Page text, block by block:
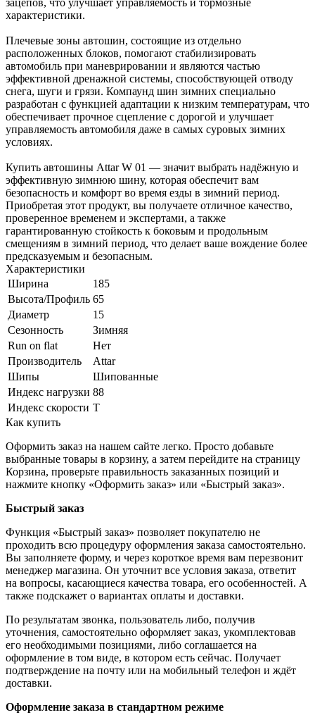
характеристики.
Плечевые зоны автошин, состоящие из отдельно
расположенных блоков, помогают стабилизировать
автомобиль при маневрировании и являются частью
эффективной дренажной системы, способствующей отводу
снега, шуги и грязи. Компаунд шин зимних специально
разработан с функцией адаптации к низким температурам, что
обеспечивает прочное сцепление с дорогой и улучшает
управляемость автомобиля даже в самых суровых зимних
условиях.
Купить автошины Attar W 01 — значит выбрать надёжную и
эффективную зимнюю шину, которая обеспечит вам
безопасность и комфорт во время езды в зимний период.
Приобретая этот продукт, вы получаете отличное качество,
проверенное временем и экспертами, а также
гарантированную стойкость к боковым и продольным
смещениям в зимний период, что делает ваше вождение более
предсказуемым и безопасным.
Характеристики
Ширина
185
Высота/Профиль 65
Диаметр
15
Сезонность
Зимняя
Run on flat
Нет
Производитель
Attar
Шипы
Шипованные
Индекс нагрузки 88
Индекс скорости T
Как купить
Оформить заказ на нашем сайте легко. Просто добавьте
выбранные товары в корзину, а затем перейдите на страницу
Корзина, проверьте правильность заказанных позиций и
нажмите кнопку «Оформить заказ» или «Быстрый заказ».
Быстрый заказ
Функция «Быстрый заказ» позволяет покупателю не
проходить всю процедуру оформления заказа самостоятельно.
Вы заполняете форму, и через короткое время вам перезвонит
менеджер магазина. Он уточнит все условия заказа, ответит
на вопросы, касающиеся качества товара, его особенностей. А
также подскажет о вариантах оплаты и доставки.
По результатам звонка, пользователь либо, получив
уточнения, самостоятельно оформляет заказ, укомплектовав
его необходимыми позициями, либо соглашается на
оформление в том виде, в котором есть сейчас. Получает
подтверждение на почту или на мобильный телефон и ждёт
доставки.
Оформление заказа в стандартном режиме